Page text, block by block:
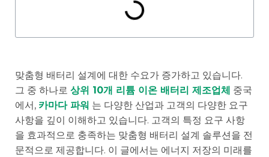
맞춤형 배터리 설계에 대한 수요가 증가하고 있습니다.
그 중 하나로 상위 10개 리튬 이온 배터리 제조업체 중국
에서, 카마다 파워 는 다양한 산업과 고객의 다양한 요구
사항을 깊이 이해하고 있습니다. 고객의 특정 요구 사항
을 효과적으로 충족하는 맞춤형 배터리 설계 솔루션을 전
문적으로 제공합니다. 이 글에서는 에너지 저장의 미래를